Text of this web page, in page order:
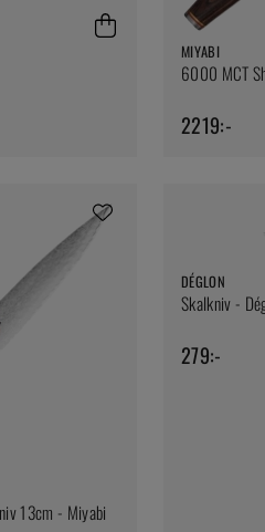
MIYABI
6000 MCT
2219:-
13cm - Miyabi
DÉGLON
Skalkniv -
279:-